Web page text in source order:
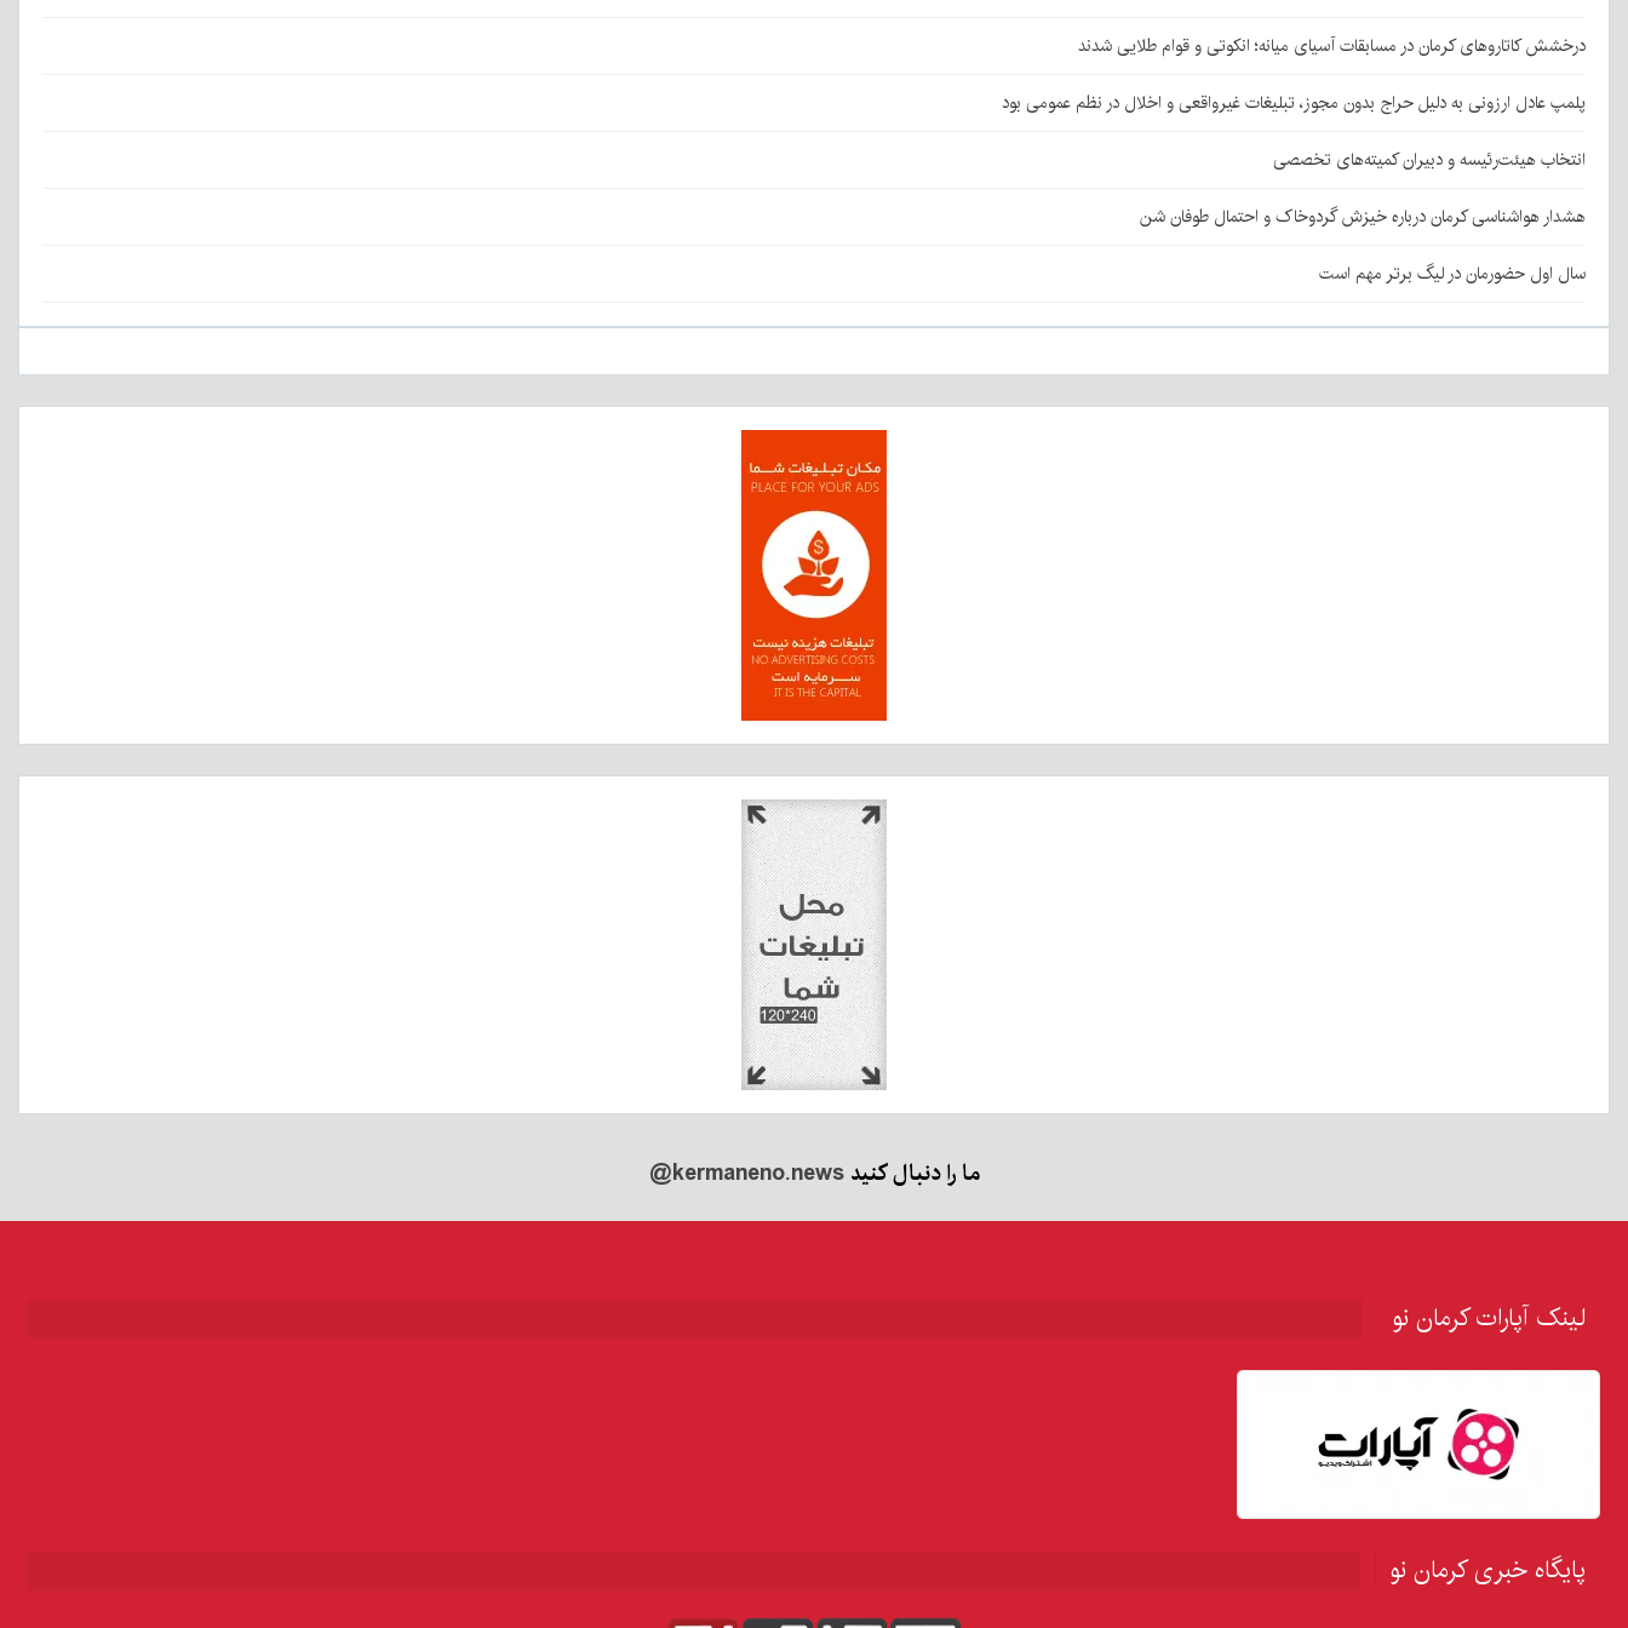
درخشش کاتاروهای کرمان در مسابقات آسیای میانه؛ انکوتی و قوام طلایی شدند
پلمپ عادل ارزونی به دليل حراج بدون مجوز، تبليغات غیرواقعی و اخلال در نظم عمومی بود
انتخاب هیئت‌رئیسه و دبیران کمیته‌های تخصصی
هشدار هواشناسی کرمان درباره خیزش گردوخاک و احتمال طوفان شن
سال اول حضورمان در لیگ برتر مهم است
ما را دنبال کنید@kermaneno.news
لینک آپارات کرمان نو
پایگاه خبری کرمان نو